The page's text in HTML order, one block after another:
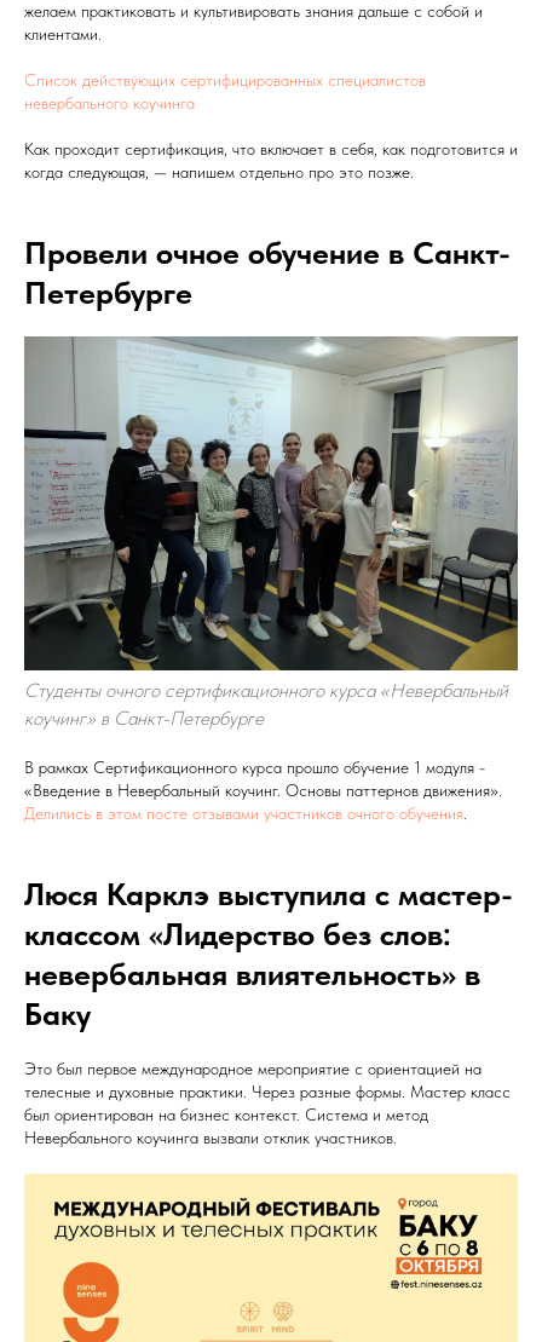
желаем практиковать и культивировать знания дальше с собой и
клиентами.
Список действующих сертифицированных специалистов
невербального коучинга
Как проходит сертификация, что включает в себя, как подготовится и
когда следующая, — напишем отдельно про это позже.
Провели очное обучение в Санкт-
Петербурге
Студенты очного сертификационного курса «Невербальный
коучинг» в Санкт-Петербурге
В рамках Сертификационного курса прошло обучение 1 модуля -
«Введение в Невербальный коучинг. Основы паттернов движения».
Делились в этом посте отзывами участников очного обучения.
Люся Карклэ выступила с мастер-
классом «Лидерство без слов:
невербальная влиятельность» в
Баку
Это был первое международное мероприятие с ориентацией на
телесные и духовные практики. Через разные формы. Мастер класс
был ориентирован на бизнес контекст. Система и метод
Невербального коучинга вызвали отклик участников.